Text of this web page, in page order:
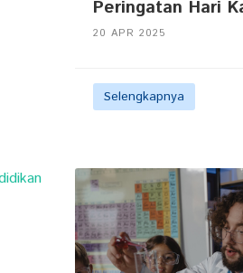
Peringatan Hari
20 APR 2025
Selengkapnya